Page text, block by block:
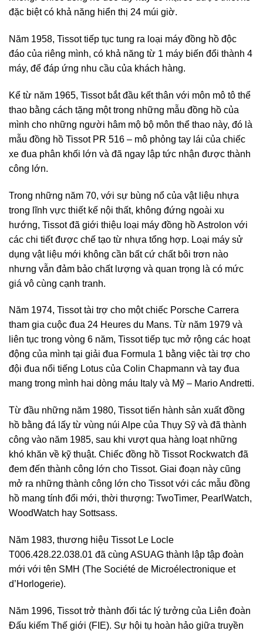
đặc biệt có khả năng hiển thị 24 múi giờ.
Năm 1958, Tissot tiếp tục tung ra loại máy đồng hồ độc
đáo của riêng mình, có khả năng từ 1 máy biến đổi thành 4
máy, để đáp ứng nhu cầu của khách hàng.
Kể từ năm 1965, Tissot bắt đầu kết thân với môn mô tô thể
thao bằng cách tặng một trong những mẫu đồng hồ của
mình cho những người hâm mộ bộ môn thể thao này, đó là
mẫu đồng hồ Tissot PR 516 – mô phỏng tay lái của chiếc
xe đua phân khối lớn và đã ngay lập tức nhận được thành
công lớn.
Trong những năm 70, với sự bùng nổ của vật liệu nhựa
trong lĩnh vực thiết kế nội thất, không đứng ngoài xu
hướng, Tissot đã giới thiệu loại máy đồng hồ Astrolon với
các chi tiết được chế tạo từ nhựa tổng hợp. Loại máy sử
dụng vật liệu mới không cần bất cứ chất bôi trơn nào
nhưng vẫn đảm bảo chất lượng và quan trọng là có mức
giá vô cùng cạnh tranh.
Năm 1974, Tissot tài trợ cho một chiếc Porsche Carrera
tham gia cuộc đua 24 Heures du Mans. Từ năm 1979 và
liên tục trong vòng 6 năm, Tissot tiếp tục mở rộng các hoạt
động của mình tại giải đua Formula 1 bằng việc tài trợ cho
đội đua nổi tiếng Lotus của Colin Chapmann và tay đua
mang trong mình hai dòng máu Italy và Mỹ – Mario Andretti.
Từ đầu những năm 1980, Tissot tiến hành sản xuất đồng
hồ bằng đá lấy từ vùng núi Alpe của Thụy Sỹ và đã thành
công vào năm 1985, sau khi vượt qua hàng loạt những
khó khăn về kỹ thuật. Chiếc đồng hồ Tissot Rockwatch đã
đem đến thành công lớn cho Tissot. Giai đoạn này cũng
mở ra những thành công lớn cho Tissot với các mẫu đồng
hồ mang tính đổi mới, thời thượng: TwoTimer, PearlWatch,
WoodWatch hay Sottsass.
Năm 1983, thương hiệu Tissot Le Locle
T006.428.22.038.01 đã cùng ASUAG thành lập tập đoàn
mới với tên SMH (The Société de Microélectronique et
d’Horlogerie).
Năm 1996, Tissot trở thành đối tác lý tưởng của Liên đoàn
Đấu kiếm Thế giới (FIE). Sự hội tụ hoàn hảo giữa truyền